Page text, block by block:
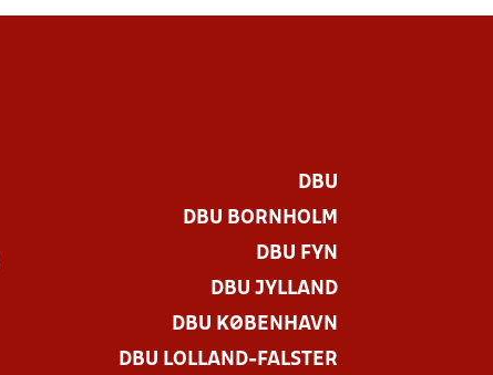
DBU
DBU BORNHOLM
DBU FYN
DBU JYLLAND
DBU KØBENHAVN
DBU LOLLAND-FALSTER